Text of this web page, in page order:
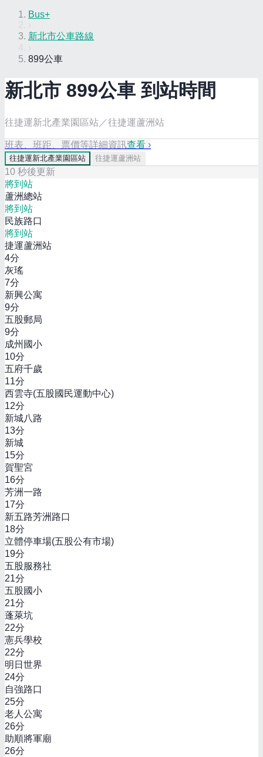
Bus+
新北市公車路線
899公車
新北市 899公車 到站時間
往捷運新北產業園區站／往捷運蘆洲站
班表、班距、票價等詳細資訊查看 ›
往捷運新北產業園區站 往捷運蘆洲站
10 秒後更新
將到站
蘆洲總站
將到站
民族路口
將到站
捷運蘆洲站
4分
灰瑤
7分
新興公寓
9分
五股郵局
9分
成州國小
10分
五府千歲
11分
西雲寺(五股國民運動中心)
12分
新城八路
13分
新城
15分
賀聖宮
16分
芳洲一路
17分
新五路芳洲路口
18分
立體停車場(五股公有市場)
19分
五股服務社
21分
五股國小
21分
蓬萊坑
22分
憲兵學校
22分
明日世界
24分
自強路口
25分
老人公寓
26分
助順將軍廟
26分